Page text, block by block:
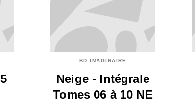
BD IMAGINAIRE
Neige - Intégrale
Tomes 06 à 10 NE